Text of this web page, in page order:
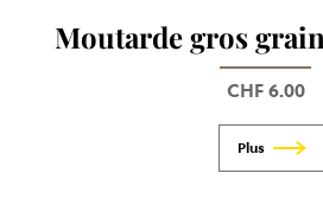
Moutarde gros
CHF6.00